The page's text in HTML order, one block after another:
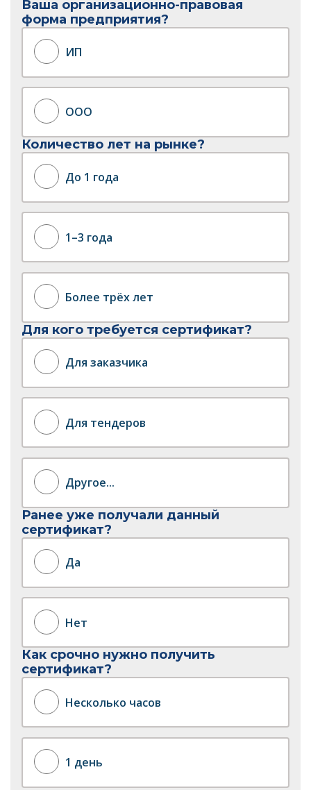
Ваша организационно-правовая
форма предприятия?
ИП
ООО
Количество лет на рынке?
До 1 года
1–3 года
Более трёх лет
Для кого требуется сертификат?
Для заказчика
Для тендеров
Другое...
Ранее уже получали данный
сертификат?
Да
Нет
Как срочно нужно получить
сертификат?
Несколько часов
1 день